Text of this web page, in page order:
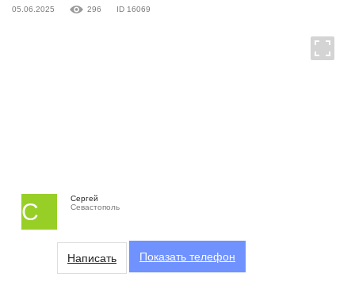
05.06.2025 296 ID 16069
С
Сергей
Севастополь
Написать Показать телефон